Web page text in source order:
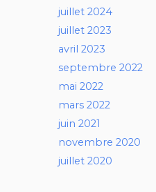
juillet 2024
juillet 2023
avril 2023
septembre 2022
mai 2022
mars 2022
juin 2021
novembre 2020
juillet 2020